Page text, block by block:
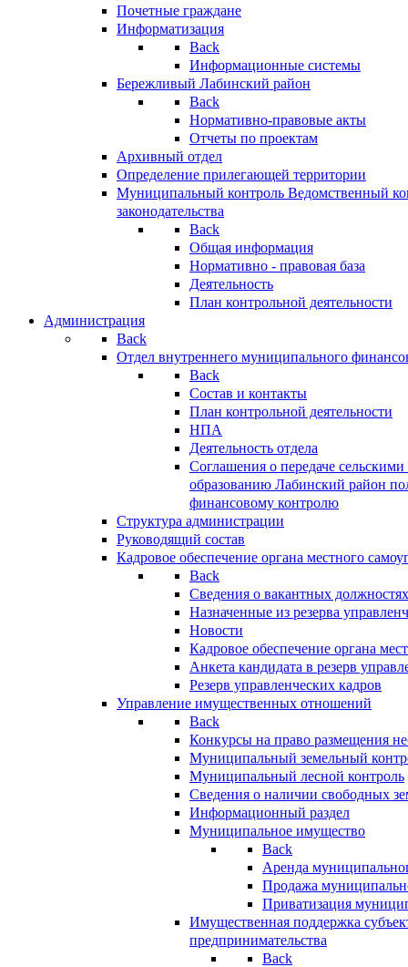
Почетные граждане
Информатизация
Back
Информационные системы
Бережливый Лабинский район
Back
Нормативно-правовые акты
Отчеты по проектам
Архивный отдел
Определение прилегающей территории
Муниципальный контроль Ведомственный
законодательства
Back
Общая информация
Нормативно - правовая база
Деятельность
План контрольной деятельности
Администрация
Back
Отдел внутреннего муниципального
Back
Состав и контакты
План контрольной деятельности
НПА
Деятельность отдела
Соглашения о передаче
образованию Лабинский район
финансовому контролю
Структура администрации
Руководящий состав
Кадровое обеспечение органа местного
Back
Сведения о вакантных
Назначенные из резерва
Новости
Кадровое обеспечение органа
Анкета кандидата в резерв
Резерв управленческих кадров
Управление имущественных отношений
Back
Конкурсы на право размещения
Муниципальный земельный
Муниципальный лесной контроль
Сведения о наличии свободных
Информационный раздел
Муниципальное имущество
Back
Аренда
Продажа
Приватизация
Имущественная поддержка
предпринимательства
Back